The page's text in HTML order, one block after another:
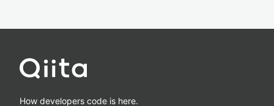
How developers code is here.